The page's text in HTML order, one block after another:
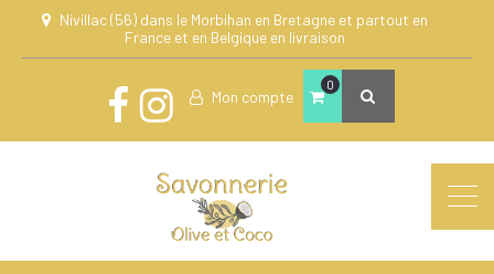
Nivillac (56) dans le Morbihan en Bretagne et partout en
France et en Belgique en livraison
Mon compte
0